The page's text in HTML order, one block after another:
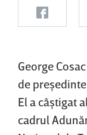
George
de
El a câştigat
cadrul